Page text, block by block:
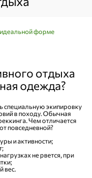
форме
отдыха
одежда?
специальную экипировку
в походу. Обычная
Чем отличается
от повседневной?
и активности;
не рвется, при
вес.